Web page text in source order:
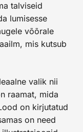
talviseid
lumisesse
võõrale
mis kutsub
valik nii
raamat, mida
on kirjutatud
on need